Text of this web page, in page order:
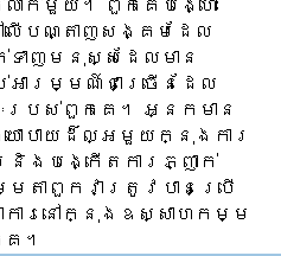
ាក់មួយ។ ពួកគេបង្ហោះ
ៅលើបណ្តាញសង្គមដែល
ទាញមនុស្សដែលមាន
ារម្មណ៍ជាច្រើនដែល
របស់ពួកគេ។ អ្នកមាន
យោបាយដ៏ល្អមួយក្នុងការ
ងបង្កើតការភ្ញាក់
មតាពួកវាត្រូវបានប្រើ
ារនៅក្នុងឧស្សាហកម្ម
េ។